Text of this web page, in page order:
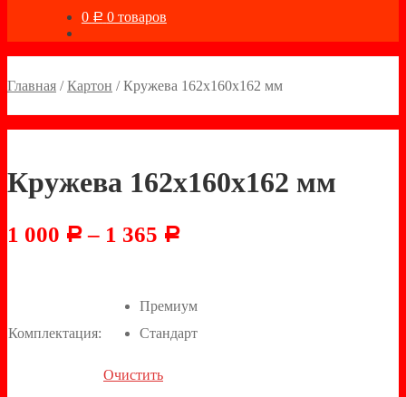
0 Р 0 товаров
Главная /Картон /Кружева 162х160х162 мм
Кружева 162х160х162 мм
1 000 Р – 1 365 Р
Комплектация:
Премиум
Стандарт
Очистить